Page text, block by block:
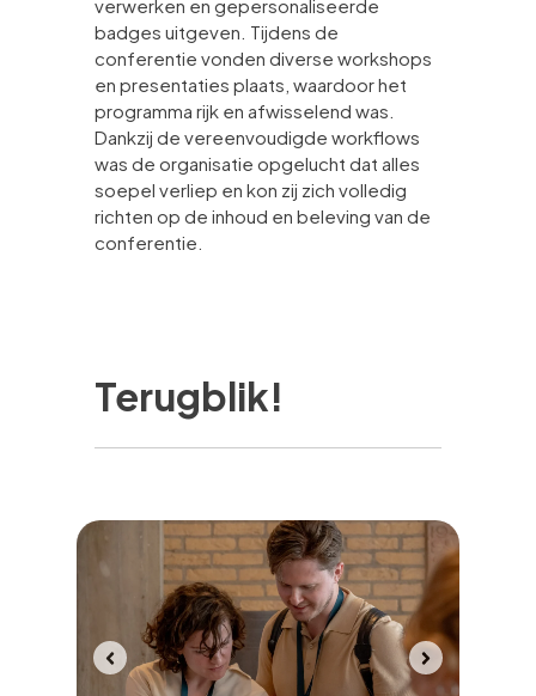
verwerken en gepersonaliseerde
badges uitgeven. Tijdens de
conferentie vonden diverse workshops
en presentaties plaats, waardoor het
programma rijk en afwisselend was.
Dankzij de vereenvoudigde workflows
was de organisatie opgelucht dat alles
soepel verliep en kon zij zich volledig
richten op de inhoud en beleving van de
conferentie.
Terugblik!